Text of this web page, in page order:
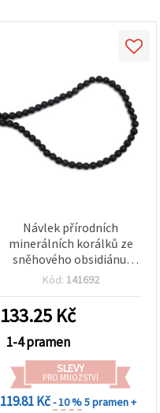
Návlek přírodních
minerálních korálků ze
sněhového obsidiánu,
kulaté 6 mm, cca 72 ks, na
Kód: 141692
133.25 Kč
1-4 pramen
SLEVY
PRO MNOŽSTVÍ
119.81 Kč- 10 %5 pramen +